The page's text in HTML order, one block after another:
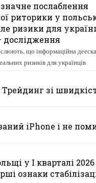
послаблення
риторики у
ризики для
що інформаційна
ризиків для українців
Трейдинг зі
iPhone і не
у І кварталі
ознаки